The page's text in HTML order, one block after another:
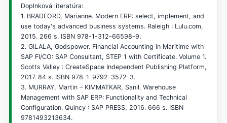
Doplnková literatúra:
1. BRADFORD, Marianne. Modern ERP: select, implement, and
use today's advanced business systems. Raleigh : Lulu.com,
2015. 266 s. ISBN 978-1-312-66598-9.
2. GILALA, Godspower. Financial Accounting in Maritime with
SAP FI/CO: SAP Consultant, STEP 1 with Certificate. Volume 1.
Scotts Valley : CreateSpace Independent Publishing Platform,
2017. 84 s. ISBN 978-1-9792-3572-3.
3. MURRAY, Martin – KIMMATKAR, Sanil. Warehouse
Management with SAP ERP: Functionality and Technical
Configuration. Quincy : SAP PRESS, 2016. 666 s. ISBN
9781493213634.